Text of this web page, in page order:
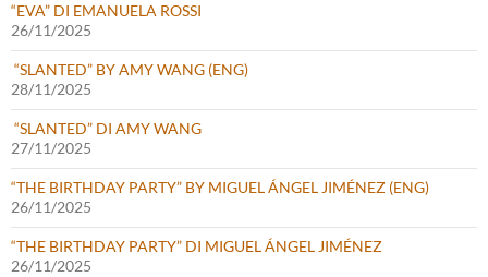
“EVA” DI EMANUELA ROSSI
26/11/2025
“SLANTED” BY AMY WANG (ENG)
28/11/2025
“SLANTED” DI AMY WANG
27/11/2025
“THE BIRTHDAY PARTY” BY MIGUEL ÁNGEL JIMÉNEZ (ENG)
26/11/2025
“THE BIRTHDAY PARTY” DI MIGUEL ÁNGEL JIMÉNEZ
26/11/2025